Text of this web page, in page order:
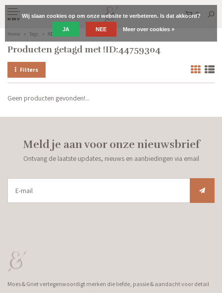
MENU
0
Home Tags !ID:44759304
Producten getagd met !ID:44759304
Filters
Geen producten gevonden!...
Meld je aan voor onze nieuwsbrief
Ontvang de laatste updates, nieuws en aanbiedingen via email
Moes & Griet vertegenwoordigt merken die liefde, passie & aandacht voor detail
Wij slaan cookies op om onze website te verbeteren. Is dat akkoord?
JA NEE Meer over cookies »